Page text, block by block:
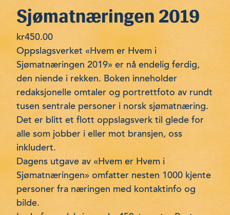
Sjømatnæringen 2019
kr450.00
Oppslagsverket «Hvem er Hvem i
Sjømatnæringen 2019» er nå endelig ferdig,
den niende i rekken. Boken inneholder
redaksjonelle omtaler og portrettfoto av rundt
tusen sentrale personer i norsk sjømatnæring.
Det er blitt et flott oppslagsverk til glede for
alle som jobber i eller mot bransjen, oss
inkludert.
Dagens utgave av «Hvem er Hvem i
Sjømatnæringen» omfatter nesten 1000 kjente
personer fra næringen med kontaktinfo og
bilde.